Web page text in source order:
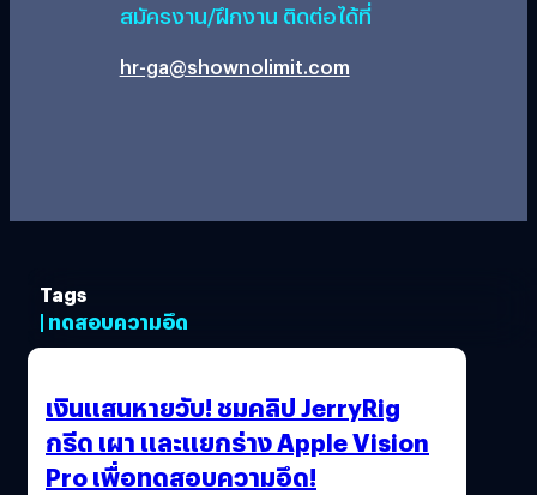
สมัครงาน/ฝึกงาน ติดต่อได้ที่
hr-ga@shownolimit.com
Tags
| ทดสอบความอึด
เงินแสนหายวับ! ชมคลิป JerryRig
กรีด เผา และแยกร่าง Apple Vision
Pro เพื่อทดสอบความอึด!